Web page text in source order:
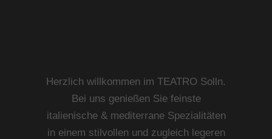
Herzlich willkommen im TEATRO Solln.
Bei uns genießen Sie feinste
italienische & mediterrane Spezialitäten
in einem stilvollen und zugleich legeren